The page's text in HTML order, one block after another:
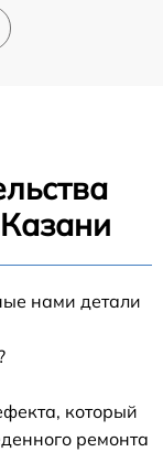
нами детали
который
ремонта